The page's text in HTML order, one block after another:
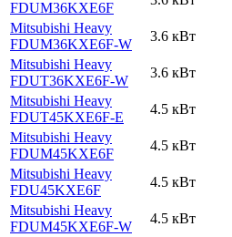
FDUM36KXE6F
Mitsubishi Heavy
FDUM36KXE6F-W
3.6 кВт
Mitsubishi Heavy
FDUT36KXE6F-W
3.6 кВт
Mitsubishi Heavy
FDUT45KXE6F-E
4.5 кВт
Mitsubishi Heavy
FDUM45KXE6F
4.5 кВт
Mitsubishi Heavy
FDU45KXE6F
4.5 кВт
Mitsubishi Heavy
FDUM45KXE6F-W
4.5 кВт